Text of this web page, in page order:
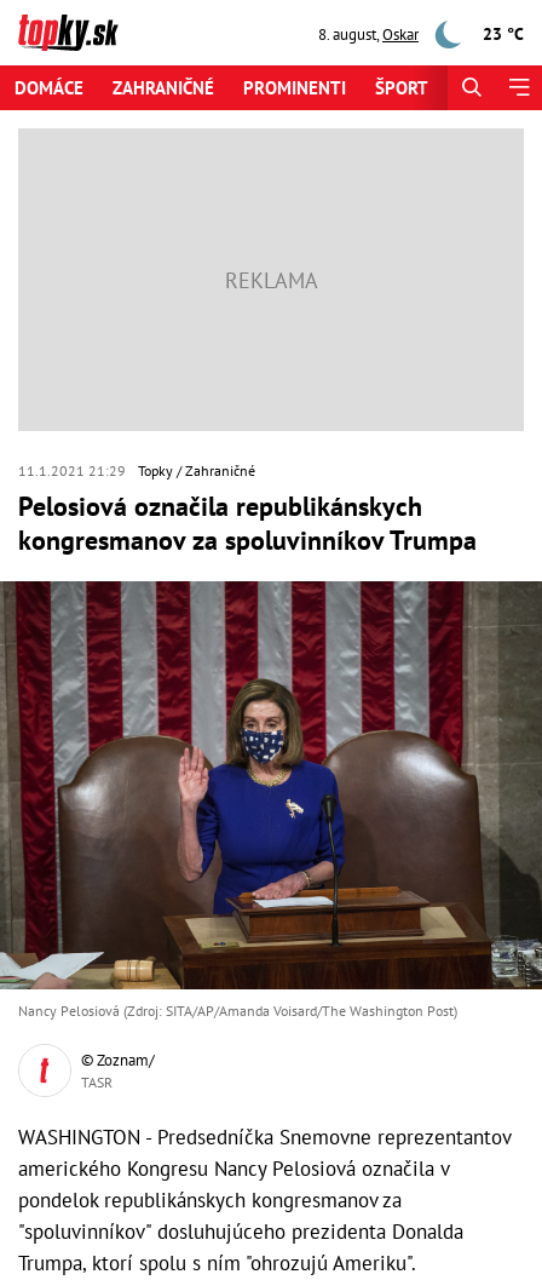
8. august,Oskar 23 °C
DOMÁCE ZAHRANIČNÉ PROMINENTI ŠPORT
11.1.2021 21:29 Topky Zahraničné
Pelosiová označila republikánskych
kongresmanov za spoluvinníkov Trumpa
Nancy Pelosiová (Zdroj: SITA/AP/Amanda Voisard/The Washington Post)
© Zoznam/
TASR
WASHINGTON - Predsedníčka Snemovne reprezentantov
amerického Kongresu Nancy Pelosiová označila v
pondelok republikánskych kongresmanov za
"spoluvinníkov" dosluhujúceho prezidenta Donalda
Trumpa, ktorí spolu s ním "ohrozujú Ameriku".